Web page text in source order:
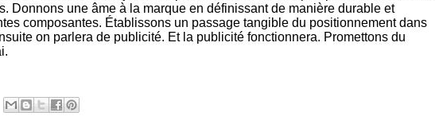
Donnons une âme à la marque en définissant de manière durable et
composantes. Établissons un passage tangible du positionnement dans
on parlera de publicité. Et la publicité fonctionnera. Promettons du